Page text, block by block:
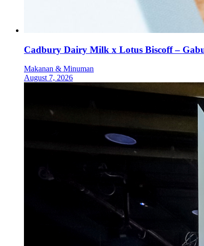
Cadbury Dairy Milk x Lotus Biscoff –
Makanan & Minuman
August 7, 2026